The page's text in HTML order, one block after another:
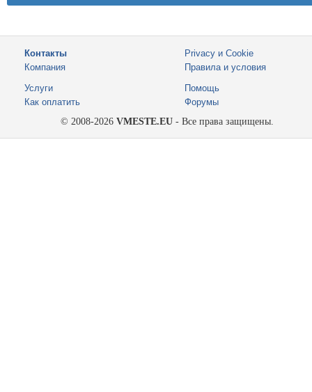
Контакты
Компания
Privacy и Cookie
Правила и условия
Услуги
Как оплатить
Помощь
Форумы
© 2008-2026 VMESTE.EU - Все права защищены.